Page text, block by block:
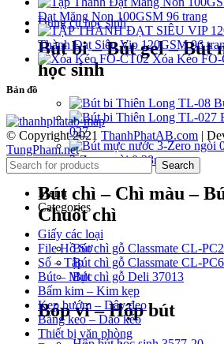
Dụng cụ học sinh
Bút bi – Bút gel – Bút
học sinh
027
3-Zero ngòi 0.38mm
Bút chì – Chì màu –
Chuốt chì
Bút chì gỗ Classmate CL-
Bút chì gỗ Classmate CL-
Bút chì gỗ Deli 37013
Bóp ví – Hộp bút
Đạt Măng Non 100GSM 96 trang
Thành Đạt Siêu Vip 120GSM 96
Xóa Kéo FO-
Bản đồ
© Copyright 2021 ThanhPhatAB.com |
TungPham.net
Search
Menu
Categories
Giấy các loại
File Hồ Sơ
Sổ – Tập
Bút – Mực
Bấm kim – Kim kẹp
Kẹp bướm – Dây đeo
Băng keo – Dao kéo
Thiết bị văn phòng